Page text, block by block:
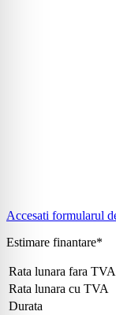
Accesati formularul
Estimare finantare*
Rata lunara fara TVA
Rata lunara cu TVA
Durata